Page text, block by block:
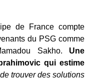
de France compte
du PSG comme
Sakho. Une
qui estime
trouver des solutions